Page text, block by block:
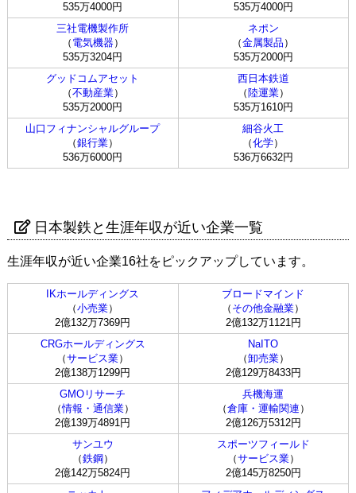
535万4000円
535万4000円
三社電機製作所
（ 電気機器）
535万3204円
ネポン
（金属製品 ）
535万2000円
グッドコムアセット
（不動産業）
535万2000円
西日本鉄道
（ 陸運業）
535万1610円
山口フィナンシャルグループ
（銀行業）
536万6000円
細谷火工
（化学）
536万6632円
日本製鉄と生涯年収が近い企業一覧
生涯年収が近い企業16社をピックアップしています。
IKホールディングス
（小売業）
2億132万7369円
ブロードマインド
（ その他金融業）
2億132万1121円
CRGホールディングス
（サービス業）
2億138万1299円
NaITO
（卸売業）
2億129万8433円
GMOリサーチ
（情報・通信業）
2億139万4891円
兵機海運
（倉庫・運輸関連 ）
2億126万5312円
サンユウ
（鉄鋼）
2億142万5824円
スポーツフィールド
（サービス業）
2億145万8250円